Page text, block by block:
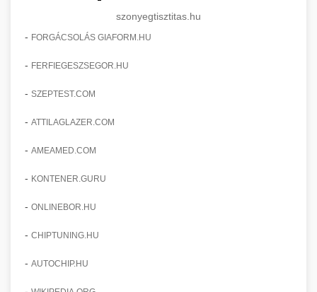
szonyegtisztitas.hu
- FORGÁCSOLÁS GIAFORM.HU
- FERFIEGESZSEGOR.HU
- SZEPTEST.COM
- ATTILAGLAZER.COM
- AMEAMED.COM
- KONTENER.GURU
- ONLINEBOR.HU
- CHIPTUNING.HU
- AUTOCHIP.HU